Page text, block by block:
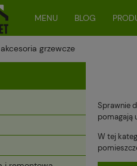
MENU BLOG
grzewcze
Sprawnie
pomagają
W tej